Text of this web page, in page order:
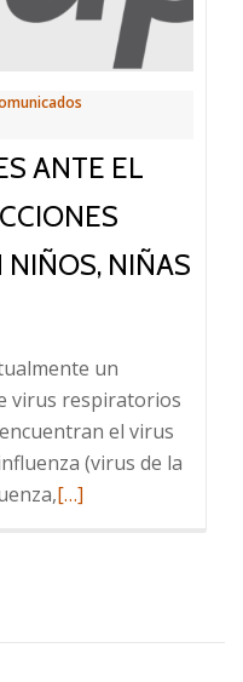
de
interrupción
de
ANTE EL
NIÑOS, NIÑAS
un
virus respiratorios
el virus
(virus de la
Leer
el
[…]